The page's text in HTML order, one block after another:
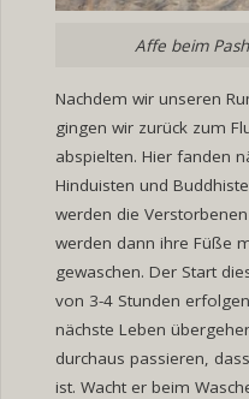
Affe beim
Nachdem wir unseren
gingen wir zurück zum
abspielten. Hier fanden
Hinduisten und
werden die
werden dann ihre Füße
gewaschen. Der Start
von 3-4 Stunden
nächste Leben
durchaus passieren,
ist. Wacht er beim